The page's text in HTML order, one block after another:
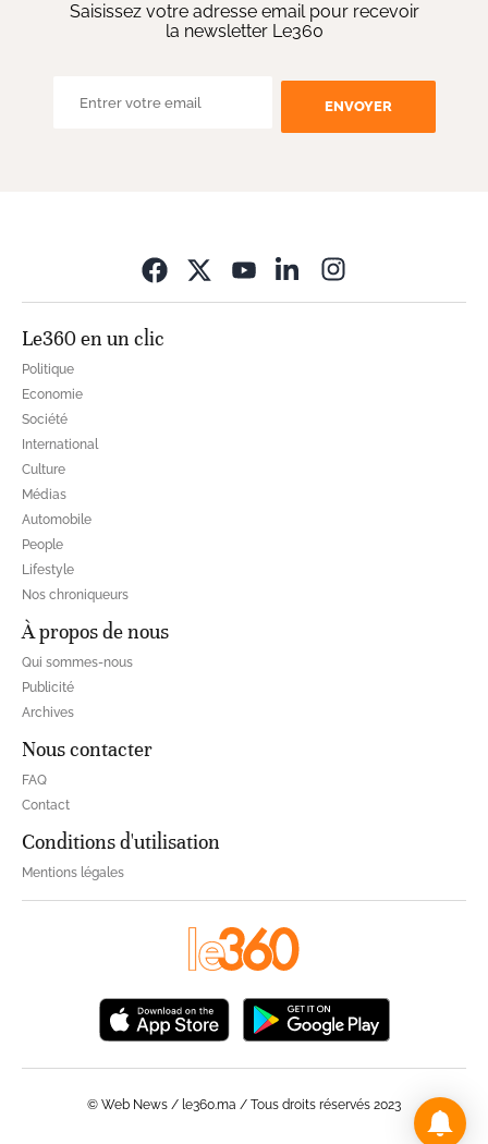
Saisissez votre adresse email pour recevoir
la newsletter Le360
ENVOYER
Le360 en un clic
Politique
Economie
Société
International
Culture
Médias
Automobile
People
Lifestyle
Nos chroniqueurs
À propos de nous
Qui sommes-nous
Publicité
Archives
Nous contacter
FAQ
Contact
Conditions d'utilisation
Mentions légales
© Web News / le360.ma / Tous droits réservés 2023